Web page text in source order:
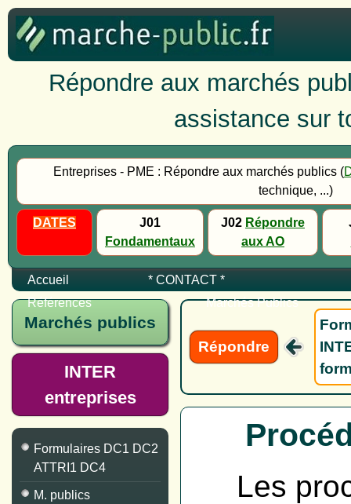
Répondre aux marchés
assistance sur
Entreprises - PME : Répondre aux marchés publics (
technique, ...)
DATES
J01
Fondamentaux
J02 Répondre
aux AO
Accueil
* CONTACT *
Références
Marchés Publics
Marchés publics
INTER
entreprises
Formulaires DC1 DC2
ATTRI1 DC4
M. publics
Répondre
Les